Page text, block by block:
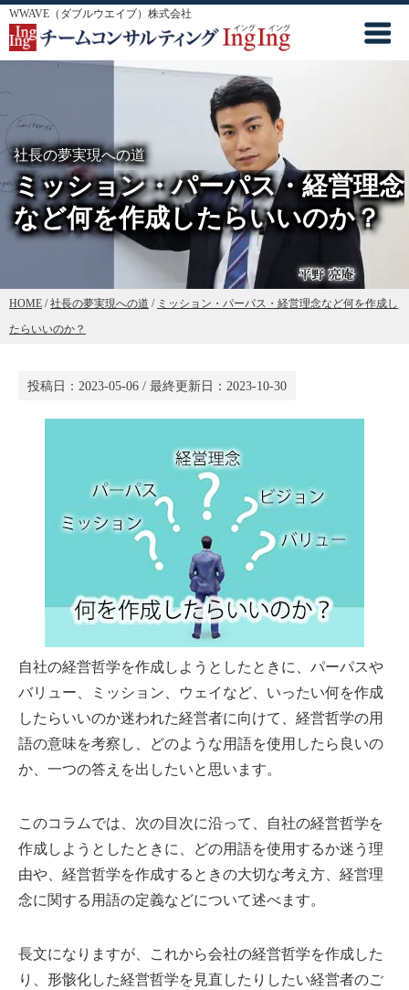
WWAVE（ダブルウエイブ）株式会社
社長の夢実現への道
ミッション・パーパス・経営理念
など何を作成したらいいのか？
HOME /社長の夢実現への道 / ミッション・パーパス・経営理念など何を作成し
たらいいのか？
投稿日： 2023-05-06 / 最終更新日： 2023-10-30
自社の経営哲学を作成しようとしたときに、パーパスや
バリュー、ミッション、ウェイなど、いったい何を作成
したらいいのか迷われた経営者に向けて、経営哲学の用
語の意味を考察し、どのような用語を使用したら良いの
か、一つの答えを出したいと思います。
このコラムでは、次の目次に沿って、自社の経営哲学を
作成しようとしたときに、どの用語を使用するか迷う理
由や、経営哲学を作成するときの大切な考え方、経営理
念に関する用語の定義などについて述べます。
長文になりますが、これから会社の経営哲学を作成した
り、形骸化した経営哲学を見直したりしたい経営者のご